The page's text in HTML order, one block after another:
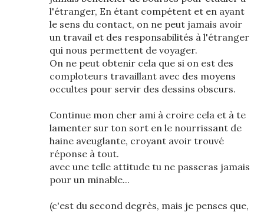
l'étranger, En étant compétent et en ayant
le sens du contact, on ne peut jamais avoir
un travail et des responsabilités à l'étranger
qui nous permettent de voyager.
On ne peut obtenir cela que si on est des
comploteurs travaillant avec des moyens
occultes pour servir des dessins obscurs.
Continue mon cher ami à croire cela et à te
lamenter sur ton sort en le nourrissant de
haine aveuglante, croyant avoir trouvé
réponse à tout.
avec une telle attitude tu ne passeras jamais
pour un minable...
(c'est du second degrès, mais je penses que,